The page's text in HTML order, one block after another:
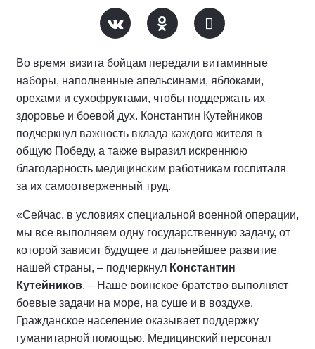
Во время визита бойцам передали витаминные
наборы, наполненные апельсинами, яблоками,
орехами и сухофруктами, чтобы поддержать их
здоровье и боевой дух. Константин Кутейников
подчеркнул важность вклада каждого жителя в
общую Победу, а также выразил искреннюю
благодарность медицинским работникам госпиталя
за их самоотверженный труд.
«Сейчас, в условиях специальной военной операции,
мы все выполняем одну государственную задачу, от
которой зависит будущее и дальнейшее развитие
нашей страны, – подчеркнул Константин
Кутейников. – Наше воинское братство выполняет
боевые задачи на море, на суше и в воздухе.
Гражданское население оказывает поддержку
гуманитарной помощью. Медицинский персонал